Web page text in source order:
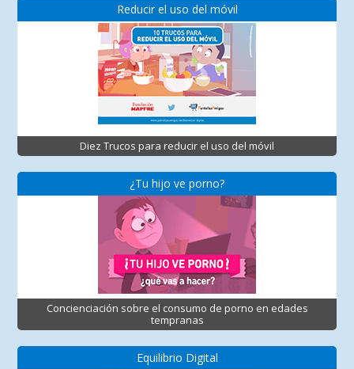
Reducir el uso del móvil
Diez Trucos para reducir el uso del móvil
¿Tu hijo ve porno?
Concienciación sobre el consumo de porno en edades
tempranas
Equilibrio Digital